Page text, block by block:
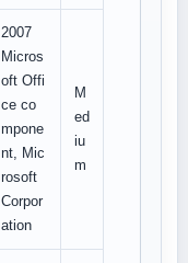
2007
Micros
oft Offi
ce co
mpone
nt, Mic
rosoft
Corpor
ation
M
ed
iu
m